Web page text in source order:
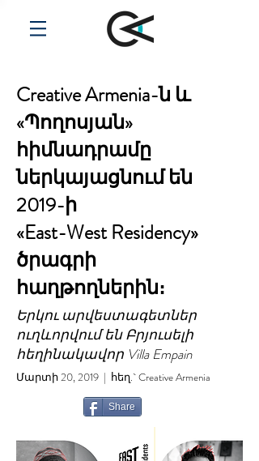
Creative Armenia-ն և
«Պողոսյան»
հիմնադրամը
ներկայացնում են
2019-ի
«East-West Residency»
ծրագրի
հաղթողներին։
Երկու արվեստագետներ
ուղևորվում են Բրյուսելի
հեղինակավոր Villa Empain
Մարտի 20, 2019 | հեղ.` Creative Armenia
Share